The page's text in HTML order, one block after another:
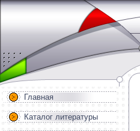
Главная
Каталог литературы